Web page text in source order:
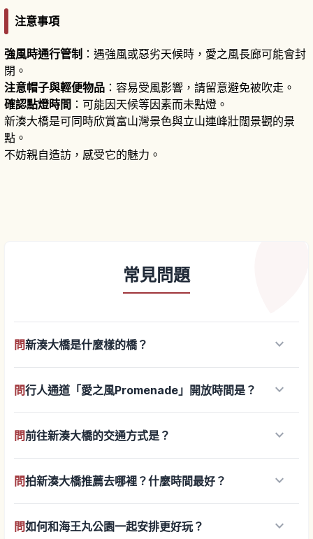
注意事項
強風時通行管制 ：遇強風或惡劣天候時，愛之風長廊可能會封
閉。
注意帽子與輕便物品 ：容易受風影響，請留意避免被吹走。
確認點燈時間 ：可能因天候等因素而未點燈。
新湊大橋是可同時欣賞富山灣景色與立山連峰壯闊景觀的景
點。
不妨親自造訪，感受它的魅力。
常見問題
問新湊大橋是什麼樣的橋？ keyboard_arrow_down
問行人通道「愛之風Promenade」開放時間是？ keyboard_arrow_down
問前往新湊大橋的交通方式是？ keyboard_arrow_down
問拍新湊大橋推薦去哪裡？什麼時間最好？ keyboard_arrow_down
問如何和海王丸公園一起安排更好玩？ keyboard_arrow_down